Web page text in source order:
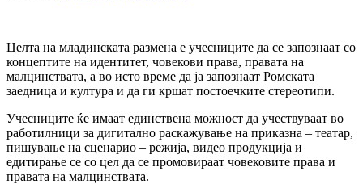
Целта на младинската размена е учесниците да се запознаат со
концептите на идентитет, човекови права, правата на
малцинствата, а во исто време да ја запознаат Ромската
заедница и култура и да ги кршат постоечките стереотипи.
Учесниците ќе имаат единствена можност да учествуваат во
работилници за дигитално раскажување на приказна – театар,
пишување на сценарио – режија, видео продукција и
едитирање се со цел да се промовираат човековите права и
правата на малцинствата.